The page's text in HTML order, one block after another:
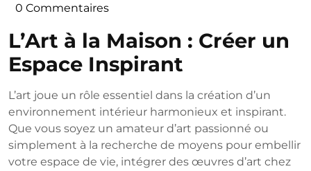
0 Commentaires
L’Art à la Maison : Créer un
Espace Inspirant
L’art joue un rôle essentiel dans la création d’un
environnement intérieur harmonieux et inspirant.
Que vous soyez un amateur d’art passionné ou
simplement à la recherche de moyens pour embellir
votre espace de vie, intégrer des œuvres d’art chez